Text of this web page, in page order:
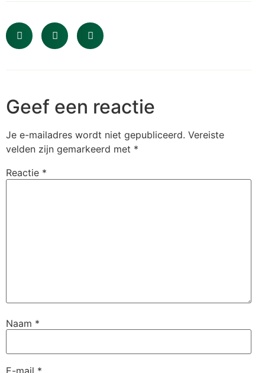
Geef een reactie
Je e-mailadres wordt niet gepubliceerd. Vereiste
velden zijn gemarkeerd met *
Reactie *
Naam *
E-mail *